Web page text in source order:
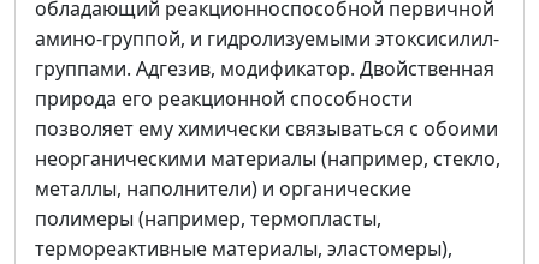
обладающий реакционноспособной первичной
амино-группой, и гидролизуемыми этоксисилил-
группами. Адгезив, модификатор. Двойственная
природа его реакционной способности
позволяет ему химически связываться с обоими
неорганическими материалы (например, стекло,
металлы, наполнители) и органические
полимеры (например, термопласты,
термореактивные материалы, эластомеры),